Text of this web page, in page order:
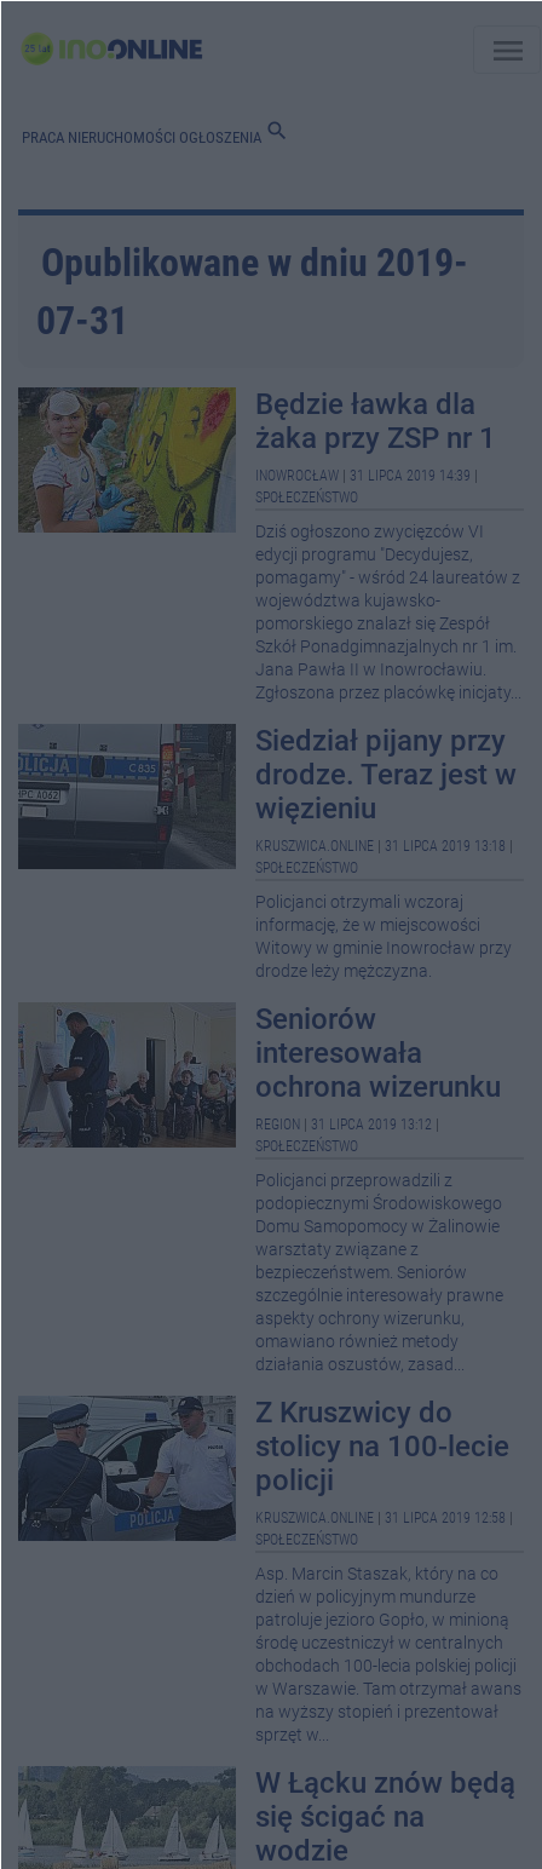
menu
PRACA NIERUCHOMOŚCI OGŁOSZENIA search
Opublikowane w dniu 2019-
07-31
Będzie ławka dla
żaka przy ZSP nr 1
INOWROCŁAW 31 LIPCA 2019 14:39
SPOŁECZEŃSTWO
Dziś ogłoszono zwycięzców VI
edycji programu "Decydujesz,
pomagamy" - wśród 24 laureatów z
województwa kujawsko-
pomorskiego znalazł się Zespół
Szkół Ponadgimnazjalnych nr 1 im.
Jana Pawła II w Inowrocławiu.
Zgłoszona przez placówkę inicjaty...
Siedział pijany przy
drodze. Teraz jest w
więzieniu
KRUSZWICA.ONLINE 31 LIPCA 2019 13:18
SPOŁECZEŃSTWO
Policjanci otrzymali wczoraj
informację, że w miejscowości
Witowy w gminie Inowrocław przy
drodze leży mężczyzna.
Seniorów
interesowała
ochrona wizerunku
REGION 31 LIPCA 2019 13:12
SPOŁECZEŃSTWO
Policjanci przeprowadzili z
podopiecznymi Środowiskowego
Domu Samopomocy w Żalinowie
warsztaty związane z
bezpieczeństwem. Seniorów
szczególnie interesowały prawne
aspekty ochrony wizerunku,
omawiano również metody
działania oszustów, zasad...
Z Kruszwicy do
stolicy na 100-lecie
policji
KRUSZWICA.ONLINE 31 LIPCA 2019 12:58
SPOŁECZEŃSTWO
Asp. Marcin Staszak, który na co
dzień w policyjnym mundurze
patroluje jezioro Gopło, w minioną
środę uczestniczył w centralnych
obchodach 100-lecia polskiej policji
w Warszawie. Tam otrzymał awans
na wyższy stopień i prezentował
sprzęt w...
W Łącku znów będą
się ścigać na
wodzie